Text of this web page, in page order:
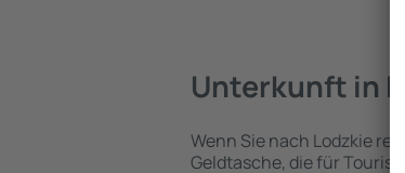
Unterkunft in
Wenn Sie nach Lodzkie
Geldtasche, die für